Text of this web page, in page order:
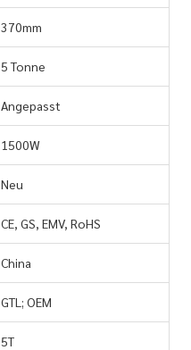
370mm
5 Tonne
Angepasst
1500W
Neu
CE, GS, EMV, RoHS
China
GTL; OEM
5T